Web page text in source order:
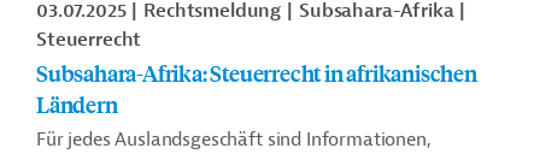
03.07.2025 Rechtsmeldung
Subsahara-Afrika
Steuerrecht
Subsahara-Afrika: Steuerrecht in afrikanischen
Ländern
Für jedes Auslandsgeschäft sind Informationen,